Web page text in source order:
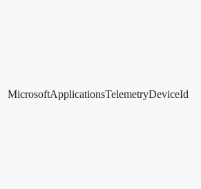
MicrosoftApplicationsTelemetryDeviceId